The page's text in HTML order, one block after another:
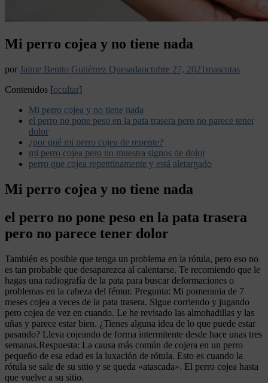
Mi perro cojea y no tiene nada
por Jaime Benito Gutiérrez Quesadaoctubre 27, 2021 mascotas
Contenidos [ocultar]
Mi perro cojea y no tiene nada
el perro no pone peso en la pata trasera pero no parece tener
dolor
¿por qué mi perro cojea de repente?
mi perro cojea pero no muestra signos de dolor
perro que cojea repentinamente y está aletargado
Mi perro cojea y no tiene nada
el perro no pone peso en la pata trasera
pero no parece tener dolor
También es posible que tenga un problema en la rótula, pero eso no
es tan probable que desaparezca al calentarse. Te recomiendo que le
hagas una radiografía de la pata para buscar deformaciones o
problemas en la cabeza del fémur. Pregunta: Mi pomerania de 7
meses cojea a veces de la pata trasera. Sigue corriendo y jugando
pero cojea de vez en cuando. Le he revisado las almohadillas y las
uñas y parece estar bien. ¿Tienes alguna idea de lo que puede estar
pasando? Lleva cojeando de forma intermitente desde hace unas tres
semanas.Respuesta: La causa más común de cojera en un perro
pequeño de esa edad es la luxación de rótula. Esto es cuando la
rótula se sale de su sitio y se queda «atascada». El perro cojea hasta
que vuelve a su sitio.